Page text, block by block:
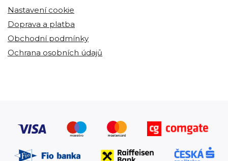
Nastavení cookie
Doprava a platba
Obchodní podmínky
Ochrana osobních údajů